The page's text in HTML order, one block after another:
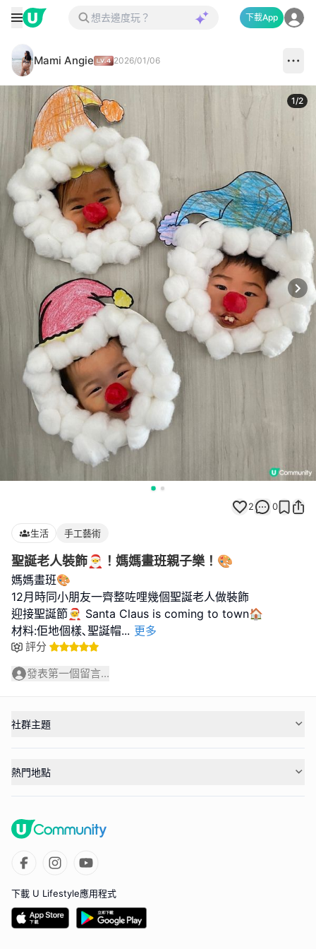
下載App
Mami Angie 2026/01/06
1/2
2 0
生活 手工藝術
聖誕老人裝飾🎅！媽媽畫班親子樂！🎨
媽媽畫班🎨
12月時同小朋友一齊整咗哩幾個聖誕老人做裝飾
迎接聖誕節🧑‍🎄 Santa Claus is coming to town🏠
材料:佢地個樣､聖誕帽... 更多
評分
發表第一個留言...
社群主題
熱門地點
下載 U Lifestyle應用程式